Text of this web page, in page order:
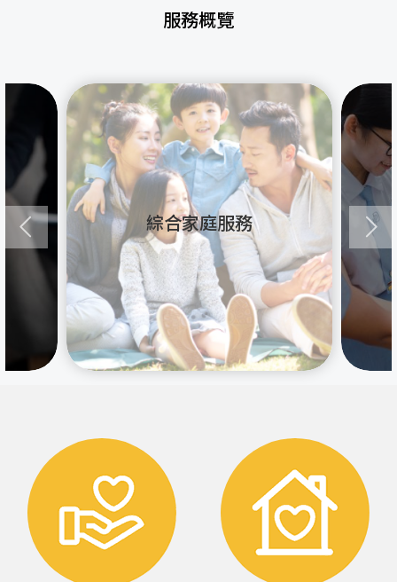
服務概覽
綜合家庭服務